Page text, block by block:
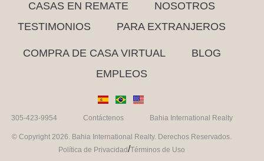
CASAS EN REMATE
NOSOTROS
TESTIMONIOS
PARA EXTRANJEROS
COMPRA DE CASA VIRTUAL
BLOG
EMPLEOS
305-423-9954 Contáctenos Bahia International Realty
© Copyright 2026. Bahia International Realty. Derechos Reservados.
Política de Privacidad/Términos de Uso